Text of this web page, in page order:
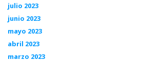
julio 2023
junio 2023
mayo 2023
abril 2023
marzo 2023